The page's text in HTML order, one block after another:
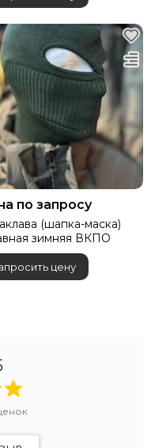
по запросу
(шапка-маска)
зимняя ВКПО
цену